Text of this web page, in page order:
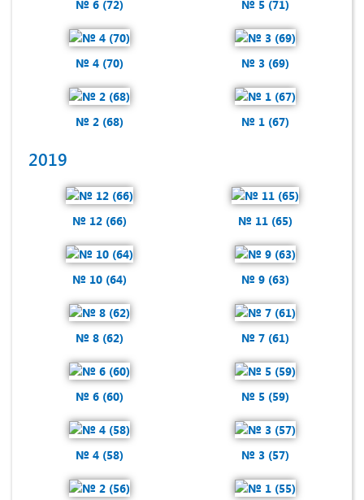
№ 6 (72) № 5 (71)
№ 4 (70) № 3 (69)
№ 2 (68) № 1 (67)
2019
№ 12 (66) № 11 (65)
№ 10 (64) № 9 (63)
№ 8 (62) № 7 (61)
№ 6 (60) № 5 (59)
№ 4 (58) № 3 (57)